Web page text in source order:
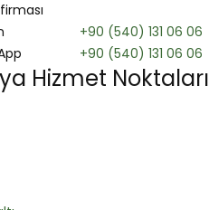
+90 (540) 131 06 06
+90 (540) 131 06 06
Hizmet Noktaları